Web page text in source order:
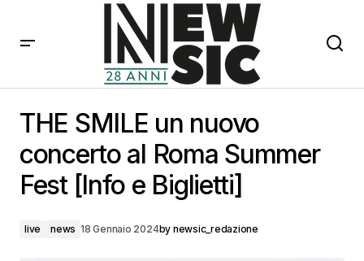
[Info e Biglietti]
THE SMILE un nuovo
concerto al Roma Summer
Fest [Info e Biglietti]
live news 18 Gennaio 2024by newsic_redazione